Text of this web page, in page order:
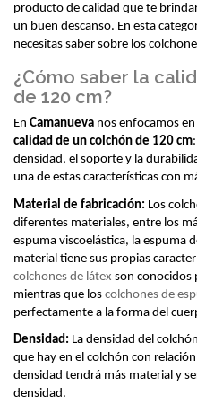
producto de calidad que te
un buen descanso. En esta
necesitas saber sobre los
¿Cómo saber la
de 120 cm?
En Camanueva
calidad de un colchón de 120 cm
densidad, el soporte y la
una de estas características con
Material de fabricación: Los
diferentes materiales, entre los
espuma viscoelástica, la espuma
colchones de látex son conocidos
mientras que los colchones de
perfectamente a la forma del
Densidad: La densidad del
que hay en el colchón con
densidad tendrá más material y
densidad.